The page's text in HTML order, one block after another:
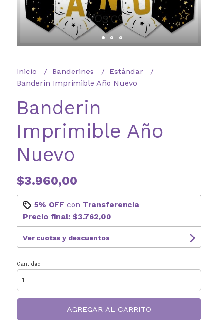
Inicio Banderines
Estándar
Banderin Imprimible Año Nuevo
Banderin
Imprimible Año
Nuevo
$3.960,00
5% OFF con Transferencia
Precio final: $3.762,00
Ver cuotas y descuentos
Cantidad
AGREGAR AL CARRITO